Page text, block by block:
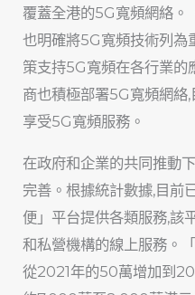
覆蓋全港的5G寬頻網絡。
也明確將5G寬頻技術列為
策支持5G寬頻在各行業的
商也積極部署5G寬頻網絡
享受5G寬頻服務。
在政府和企業的共同推動
完善。根據統計數據,目前
便」平台提供各類服務,該
和私營機構的線上服務。
從2021年的50萬增加到